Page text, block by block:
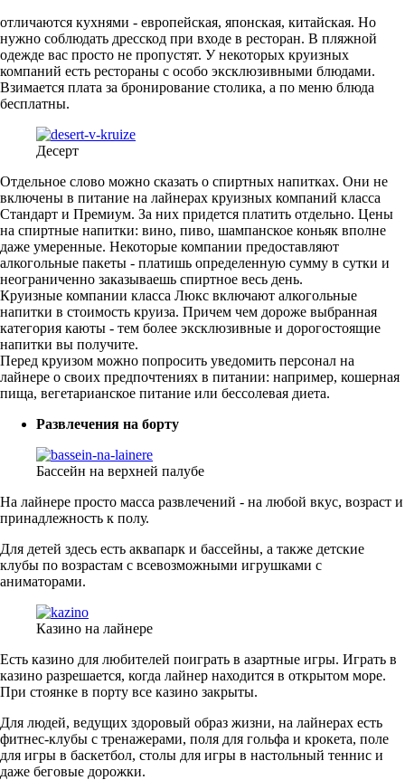
отличаются кухнями - европейская, японская, китайская. Но
нужно соблюдать дресскод при входе в ресторан. В пляжной
одежде вас просто не пропустят. У некоторых круизных
компаний есть рестораны с особо эксклюзивными блюдами.
Взимается плата за бронирование столика, а по меню блюда
бесплатны.
Десерт
Отдельное слово можно сказать о спиртных напитках. Они не
включены в питание на лайнерах круизных компаний класса
Стандарт и Премиум. За них придется платить отдельно. Цены
на спиртные напитки: вино, пиво, шампанское коньяк вполне
даже умеренные. Некоторые компании предоставляют
алкогольные пакеты - платишь определенную сумму в сутки и
неограниченно заказываешь спиртное весь день.
Круизные компании класса Люкс включают алкогольные
напитки в стоимость круиза. Причем чем дороже выбранная
категория каюты - тем более эксклюзивные и дорогостоящие
напитки вы получите.
Перед круизом можно попросить уведомить персонал на
лайнере о своих предпочтениях в питании: например, кошерная
пища, вегетарианское питание или бессолевая диета.
Развлечения на борту
Бассейн на верхней палубе
На лайнере просто масса развлечений - на любой вкус, возраст и
принадлежность к полу.
Для детей здесь есть аквапарк и бассейны, а также детские
клубы по возрастам с всевозможными игрушками с
аниматорами.
Казино на лайнере
Есть казино для любителей поиграть в азартные игры. Играть в
казино разрешается, когда лайнер находится в открытом море.
При стоянке в порту все казино закрыты.
Для людей, ведущих здоровый образ жизни, на лайнерах есть
фитнес-клубы с тренажерами, поля для гольфа и крокета, поле
для игры в баскетбол, столы для игры в настольный теннис и
даже беговые дорожки.